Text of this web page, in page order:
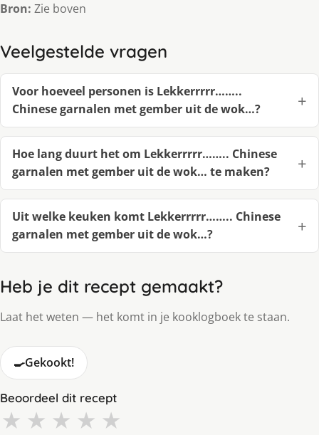
Bron: Zie boven
Veelgestelde vragen
Voor hoeveel personen is Lekkerrrrr……..
Chinese garnalen met gember uit de wok…?
Hoe lang duurt het om Lekkerrrrr…….. Chinese
garnalen met gember uit de wok… te maken?
Uit welke keuken komt Lekkerrrrr…….. Chinese
garnalen met gember uit de wok…?
Heb je dit recept gemaakt?
Laat het weten — het komt in je kooklogboek te staan.
🍳Gekookt!
Beoordeel dit recept
★ ★ ★ ★ ★